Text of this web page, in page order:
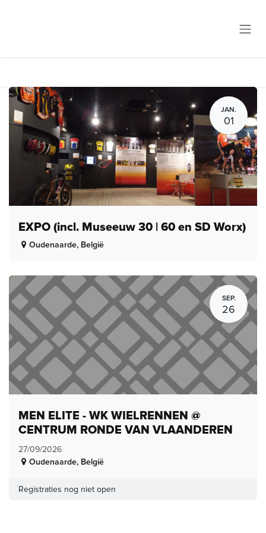
JAN.
01
EXPO (incl. Museeuw 30 | 60 en SD Worx)
Oudenaarde, België
SEP.
26
MEN ELITE - WK WIELRENNEN @
CENTRUM RONDE VAN VLAANDEREN
27/09/2026
Oudenaarde, België
Registraties nog niet open